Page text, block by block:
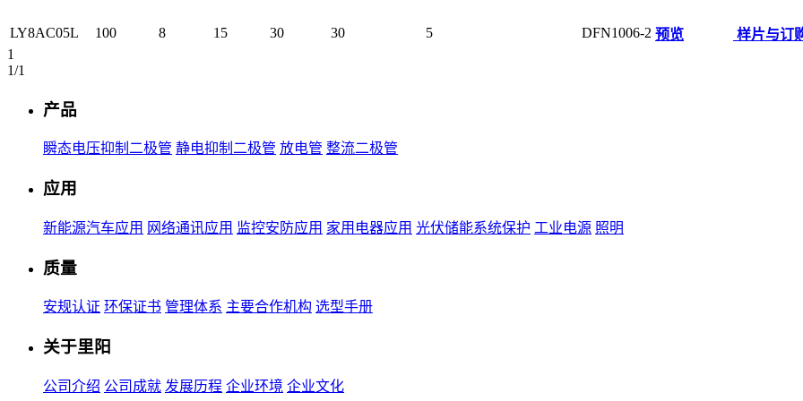
LY8AC05L 100 8 15 30 30 5 DFN1006-2 预览
样片与订
1
1/1
产品
瞬态电压抑制二极管 静电抑制二极管 放电管 整流二极管
应用
新能源汽车应用 网络通讯应用 监控安防应用 家用电器应用 光伏储能系统保护 工业电源 照明
质量
安规认证 环保证书 管理体系 主要合作机构 选型手册
关于里阳
公司介绍 公司成就 发展历程 企业环境 企业文化